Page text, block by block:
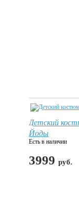
Детский
Йоды
Есть в наличии
3999 руб.